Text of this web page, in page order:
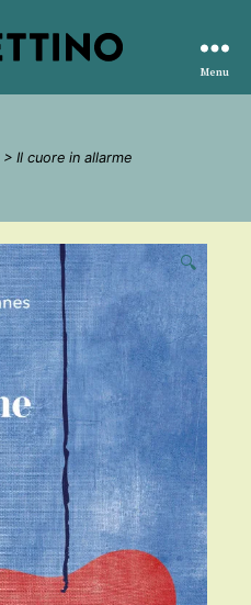
editore
Menu
> Il cuore in allarme
🔍